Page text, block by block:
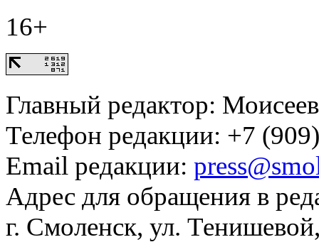
16+
Главный редактор:
Телефон редакции: +7
Email редакции:
Адрес для обращения в
г. Смоленск, ул.